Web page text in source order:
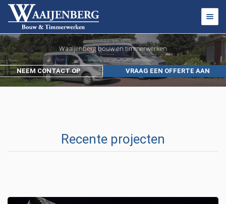
Waaijenberg bouw en timmerwerken
Vanaf bouwvergunning tot oplevering één aanspreekpunt
NEEM CONTACT OP VRAAG EEN OFFERTE AAN
Recente projecten